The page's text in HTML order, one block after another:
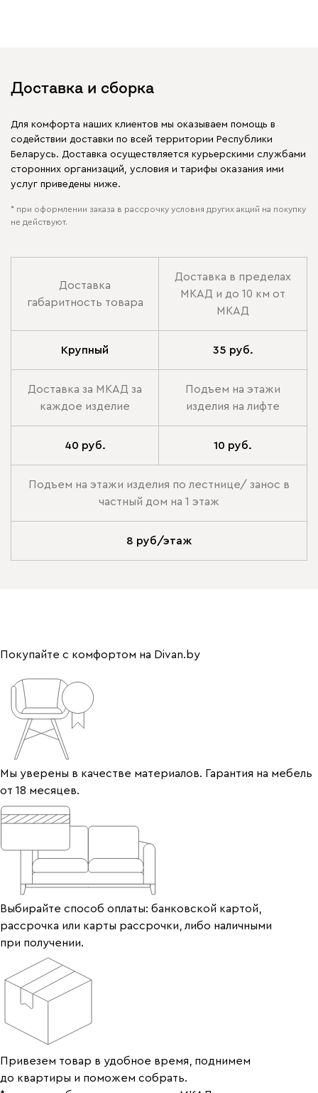
Доставка и сборка
Для комфорта наших клиентов мы оказываем помощь в
содействии доставки по всей территории Республики
Беларусь. Доставка осуществляется курьерскими службами
сторонних организаций, условия и тарифы оказания ими
услуг приведены ниже.
* при оформлении заказа в рассрочку условия других акций на покупку
не действуют.
Доставка
габаритность товара
Доставка в пределах
МКАД и до 10 км от
МКАД
Крупный 35 руб.
Доставка за МКАД за
каждое изделие
Подъем на этажи
изделия на лифте
40 руб. 10 руб.
Подъем на этажи изделия по лестнице/ занос в
частный дом на 1 этаж
8 руб/этаж
Покупайте с комфортом на Divan.by
Мы уверены в качестве материалов. Гарантия на мебель
от 18 месяцев.
Выбирайте способ оплаты: банковской картой,
рассрочка или карты рассрочки, либо наличными
при получении.
Привезем товар в удобное время, поднимем
до квартиры и поможем собрать.